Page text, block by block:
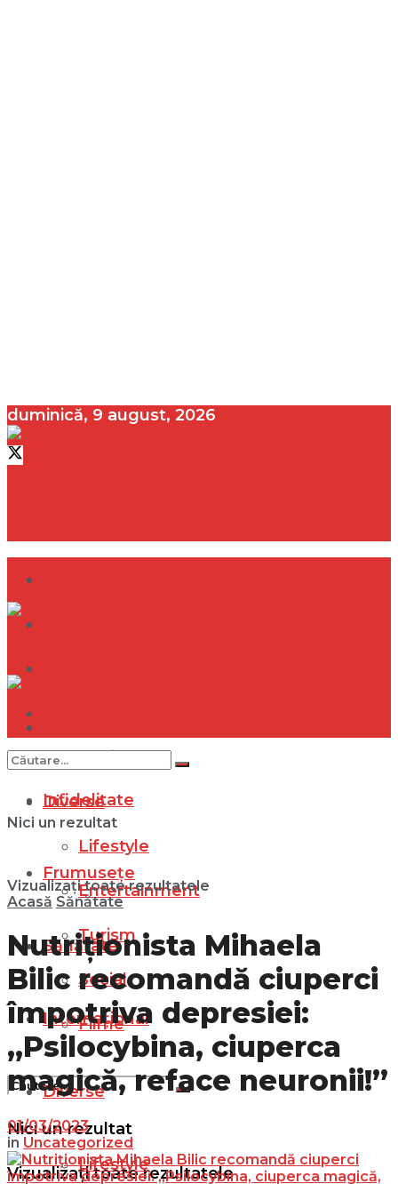
duminică, 9 august, 2026
Internațional
Diverse
Lifestyle
Entertainment
Turism
Social
Filme
Nici un rezultat
Vizualizați toate rezultatele
Infidelitate
Frumusețe
Sănătate
Internațional
Diverse
Lifestyle
Nici un rezultat
Vizualizați toate rezultatele
Acasă Sănătate
Nutriționista Mihaela
Bilic recomandă ciuperci
împotriva depresiei:
„Psilocybina, ciuperca
magică, reface neuronii!”
01/03/2023
in Uncategorized